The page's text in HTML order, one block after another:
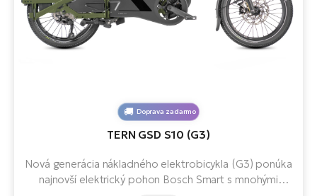
Doprava zadarmo
TERN GSD S10 (G3)
Nová generácia nákladného elektrobicykla (G3) ponúka
najnovší elektrický pohon Bosch Smart s mnohými